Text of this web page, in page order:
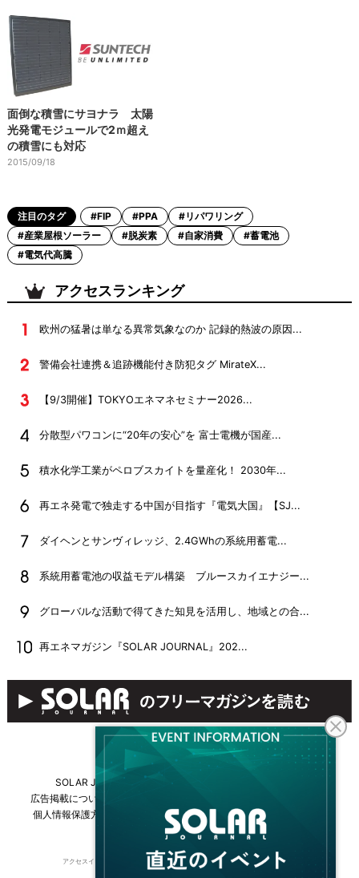
面倒な積雪にサヨナラ 太陽
光発電モジュールで2ｍ超え
の積雪にも対応
2015/09/18
注目のタグ #FIP #PPA
#リパワリング
#産業屋根ソーラー
#脱炭素 #自家消費
#蓄電池
#電気代高騰
アクセスランキング
欧州の猛暑は単なる異常気象なのか 記録的熱波の原因...
警備会社連携＆追跡機能付き防犯タグ MirateX...
【9/3開催】TOKYOエネマネセミナー2026...
分散型パワコンに“20年の安心”を 富士電機が国産...
積水化学工業がペロブスカイトを量産化！ 2030年...
再エネ発電で独走する中国が目指す『電気大国』【SJ...
ダイヘンとサンヴィレッジ、2.4GWhの系統用蓄電...
系統用蓄電池の収益モデル構築 ブルースカイエナジー...
グローバルな活動で得てきた知見を活用し、地域との合...
再エネマガジン『SOLAR JOURNAL』202...
SOLAR JOURNALについて
広告掲載について
個人情報保護方針
運営会社・媒体一覧 For overseas customers
アクセスインターナショナルは持続可能な開発目標（SDGs）を支援しています。